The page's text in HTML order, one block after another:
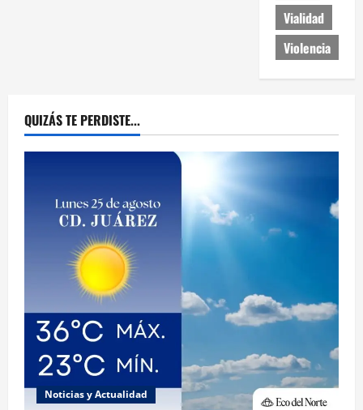
Vialidad
Violencia
QUIZÁS TE PERDISTE...
Noticias y Actualidad